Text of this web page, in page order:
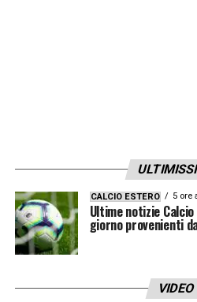
sull’operazione, ma
resta quella di un
con diritto di riscatto.
sostenibile per le casse
eccessivi rischi. Molto
CALCIO ESTERO 5 ore
Ultime notizie
giorno provenienti
VIDEO